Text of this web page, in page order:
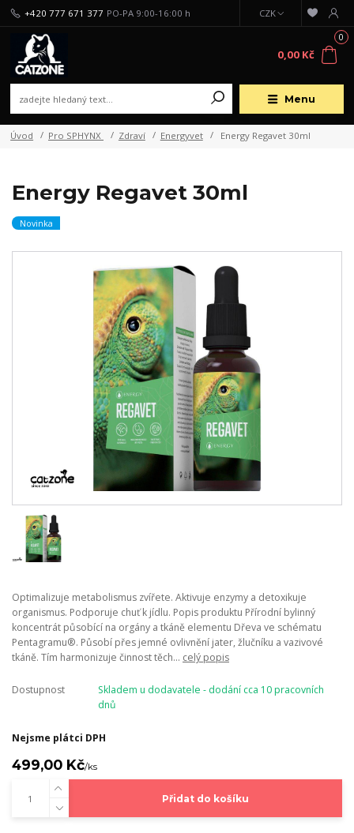
Menu
CZK
+420 777 671 377 PO-PA 9:00-16:00 h
0
0,00 Kč
Úvod Pro SPHYNX Zdraví Energyvet Energy Regavet 30ml
Energy Regavet 30ml
Novinka
Optimalizuje metabolismus zvířete. Aktivuje enzymy a detoxikuje
organismus. Podporuje chuť k jídlu. Popis produktu Přírodní bylinný
koncentrát působící na orgány a tkáně elementu Dřeva ve schématu
Pentagramu®. Působí přes jemné ovlivnění jater, žlučníku a vazivové
tkáně. Tím harmonizuje činnost těch... celý popis
Dostupnost
Skladem u dodavatele - dodání cca 10 pracovních
dnů
Nejsme plátci DPH
499,00 Kč/ks
Přidat do košíku